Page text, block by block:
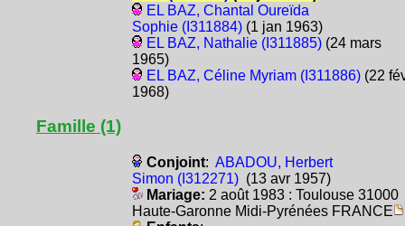
EL BAZ, Chantal Oureïda
Sophie (I311884)(1 jan 1963)
EL BAZ, Nathalie (I311885)(24 mars
1965)
EL BAZ, Céline Myriam (I311886)(22
1968)
Famille (1)
Conjoint: ABADOU, Herbert
Simon (I312271)(13 avr 1957)
Mariage: 2 août 1983 : Toulouse 31000
Haute-Garonne Midi-Pyrénées FRANCE